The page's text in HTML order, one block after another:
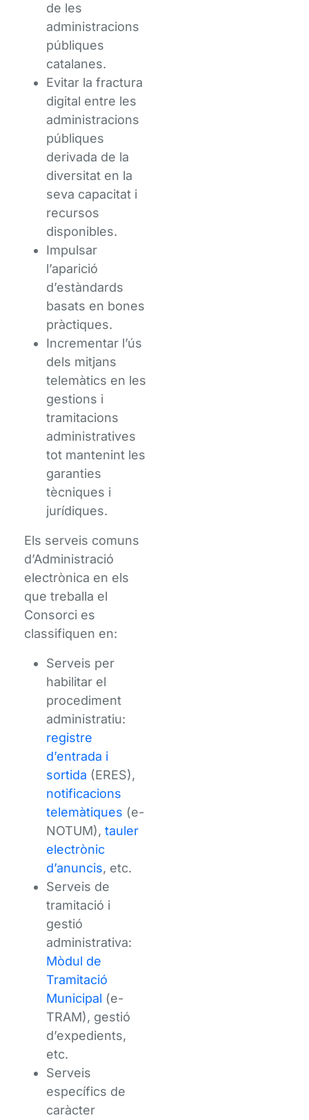
de les
administracions
públiques
catalanes.
Evitar la fractura
digital entre les
administracions
públiques
derivada de la
diversitat en la
seva capacitat i
recursos
disponibles.
Impulsar
l’aparició
d’estàndards
basats en bones
pràctiques.
Incrementar l’ús
dels mitjans
telemàtics en les
gestions i
tramitacions
administratives
tot mantenint les
garanties
tècniques i
jurídiques.
Els serveis comuns
d’Administració
electrònica en els
que treballa el
Consorci es
classifiquen en:
Serveis per
habilitar el
procediment
administratiu:
registre
d’entrada i
sortida (ERES),
notificacions
telemàtiques (e-
NOTUM), tauler
electrònic
d’anuncis, etc.
Serveis de
tramitació i
gestió
administrativa:
Mòdul de
Tramitació
Municipal (e-
TRAM), gestió
d’expedients,
etc.
Serveis
específics de
caràcter